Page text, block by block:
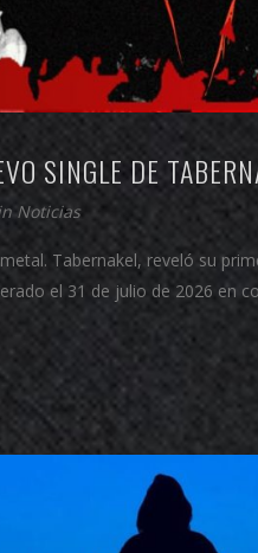
SINGLE DE
Noticias
Tabernakel, reveló su
el 31 de julio de 2026